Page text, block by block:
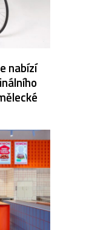
nabízí